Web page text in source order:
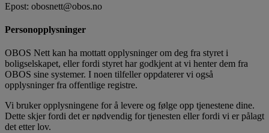
Epost: obosnett@obos.no
Personopplysninger
OBOS Nett kan ha mottatt opplysninger om deg fra styret i
boligselskapet, eller fordi styret har godkjent at vi henter dem fra
OBOS sine systemer. I noen tilfeller oppdaterer vi også
opplysninger fra offentlige registre.
Vi bruker opplysningene for å levere og følge opp tjenestene dine.
Dette skjer fordi det er nødvendig for tjenesten eller fordi vi er pålagt
det etter lov.